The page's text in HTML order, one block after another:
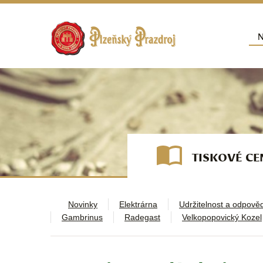
TISKOVÉ
Novinky Elektrárna Udržitelnost a
Gambrinus
Radegast Velkopopovický Kozel